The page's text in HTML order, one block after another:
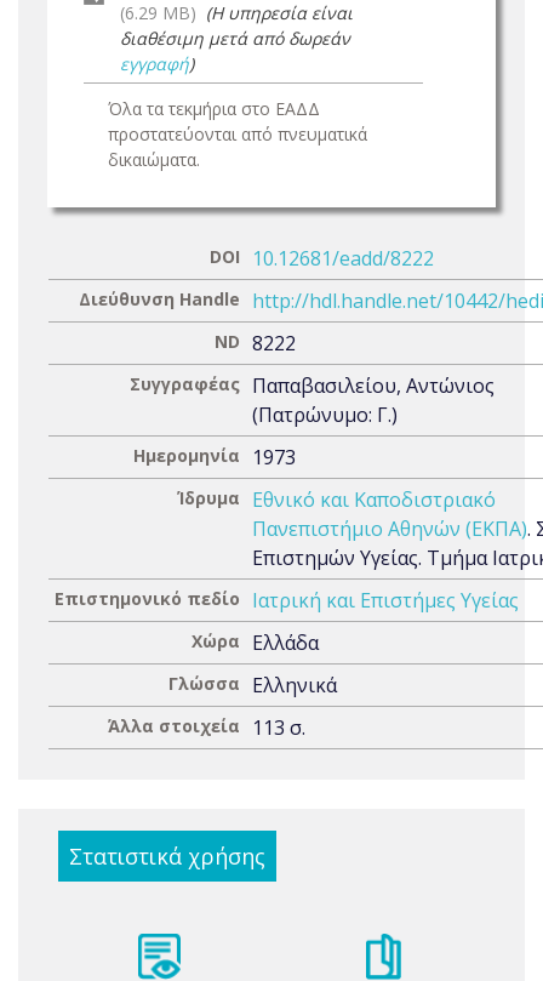
(6.29 MB) (Η υπηρεσία είναι
διαθέσιμη μετά από δωρεάν
εγγραφή)
Όλα τα τεκμήρια στο ΕΑΔΔ
προστατεύονται από πνευματικά
δικαιώματα.
DOI 10.12681/eadd/8222
Διεύθυνση Handle http://hdl.handle.net/10442/
ND 8222
Συγγραφέας Παπαβασιλείου, Αντώνιος
(Πατρώνυμο: Γ.)
Ημερομηνία 1973
Ίδρυμα
Εθνικό και Καποδιστριακό
Πανεπιστήμιο Αθηνών (ΕΚΠΑ).
Επιστημών Υγείας. Τμήμα
Επιστημονικό πεδίο Ιατρική και Επιστήμες Υγείας
Χώρα Ελλάδα
Γλώσσα Ελληνικά
Άλλα στοιχεία 113 σ.
Στατιστικά χρήσης